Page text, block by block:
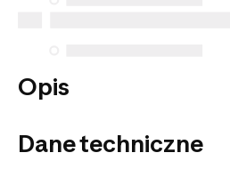
Opis
Dane techniczne